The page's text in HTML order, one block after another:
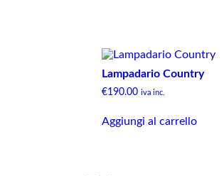
Lampadario Country
€190.00 iva inc.
Aggiungi al carrello